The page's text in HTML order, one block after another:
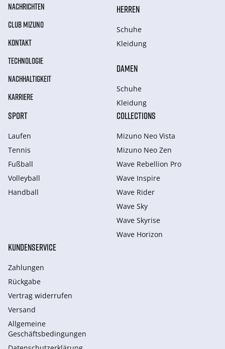
NACHRICHTEN
CLUB MIZUNO
KONTAKT
TECHNOLOGIE
NACHHALTIGKEIT
KARRIERE
HERREN
Schuhe
Kleidung
DAMEN
Schuhe
Kleidung
SPORT
Laufen
Tennis
Fußball
Volleyball
Handball
COLLECTIONS
Mizuno Neo Vista
Mizuno Neo Zen
Wave Rebellion Pro
Wave Inspire
Wave Rider
Wave Sky
Wave Skyrise
Wave Horizon
KUNDENSERVICE
Zahlungen
Rückgabe
Vertrag widerrufen
Versand
Allgemeine
Geschäftsbedingungen